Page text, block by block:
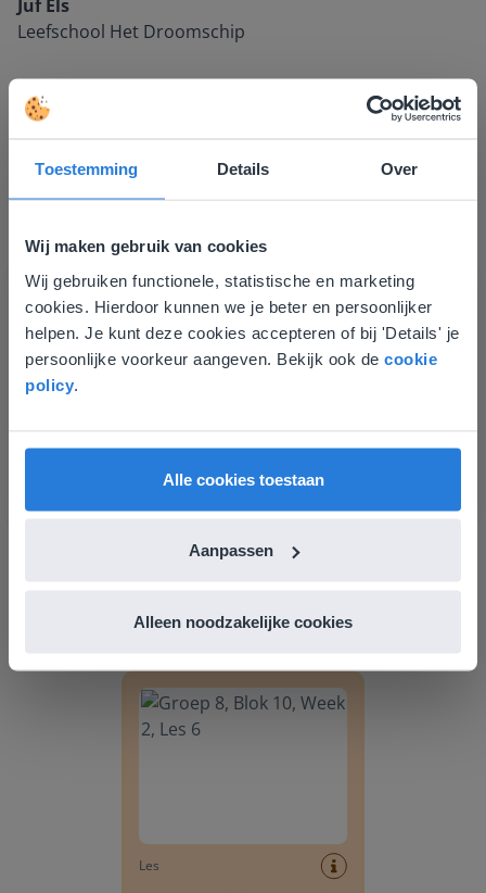
Toestemming Details Over
Wij maken gebruik van cookies
Wij gebruiken functionele, statistische en marketing
cookies. Hierdoor kunnen we je beter en persoonlijker
helpen. Je kunt deze cookies accepteren of bij 'Details' je
persoonlijke voorkeur aangeven. Bekijk ook de cookie
policy
Alle cookies toestaan
Aanpassen
Alleen noodzakelijke cookies
Juf Els
Leefschool Het Droomschip
Ontdek meer!
Groep 8, Blok 9, Week 3, Les 11
Les
Deze website komt niet
overeen met je locatie
Gezien je locatie, denken we dat je misschien
liever naar de website voor English gaat. Hier
English
Vlaanderen